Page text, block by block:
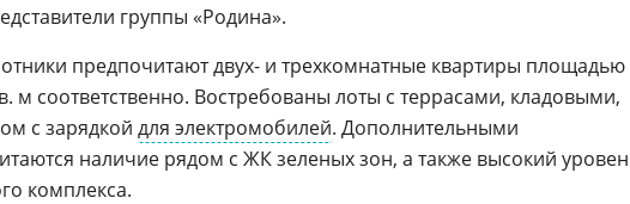
группы «Родина».
предпочитают двух- и трехкомнатные квартиры площадью
м соответственно. Востребованы лоты с террасами, кладовыми,
с зарядкой для электромобилей. Дополнительными
наличие рядом с ЖК зеленых зон, а также высокий
комплекса.